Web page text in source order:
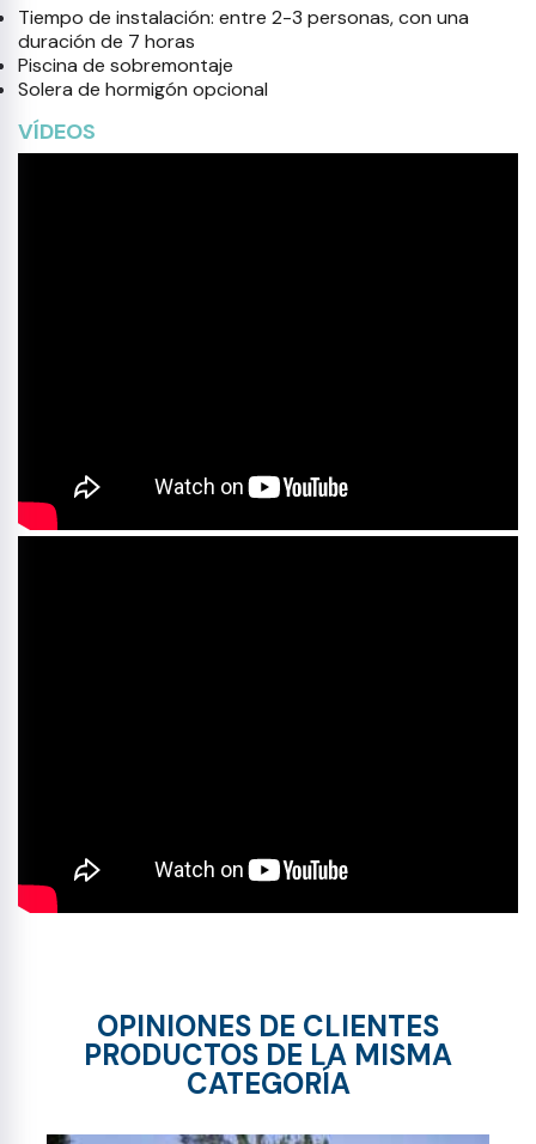
Tiempo de instalación: entre 2-3 personas, con una
duración de 7 horas
Piscina de sobremontaje
Solera de hormigón opcional
VÍDEOS
OPINIONES DE CLIENTES
PRODUCTOS DE LA MISMA
CATEGORÍA